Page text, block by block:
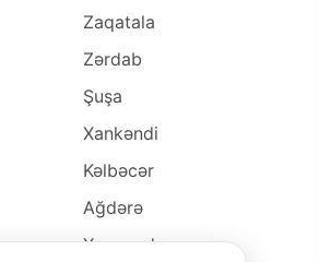
Zaqatala
Zərdab
Şuşa
Xankəndi
Kəlbəcər
Ağdərə
Xocavəd